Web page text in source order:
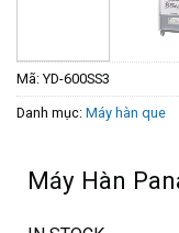
Mã: YD-600SS3
Danh mục: Máy hàn que
Máy Hàn